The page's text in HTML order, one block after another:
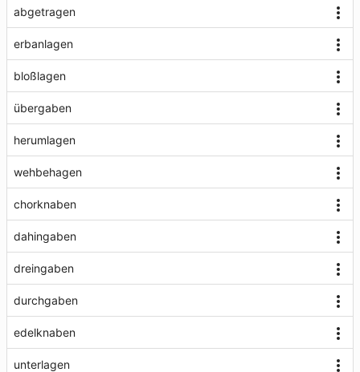
abgetragen
erbanlagen
bloßlagen
übergaben
herumlagen
wehbehagen
chorknaben
dahingaben
dreingaben
durchgaben
edelknaben
unterlagen